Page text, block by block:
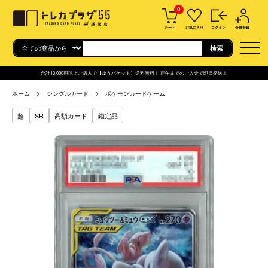
0
カート お気に入り ログイン 会員登録
合計10,000円以上ご購入で【ゆうパケット】送料無料！ 正午までのご入金で即日発送！
ホーム シングルカード ポケモンカードゲーム
超 SR 高額カード 鑑定品